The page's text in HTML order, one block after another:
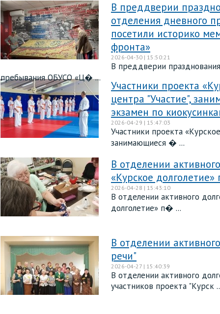
В преддверии
отделения дневного
посетили историко
фронта»
2026-04-30 | 15:50:21
В преддверии
пребывания ОБУСО «Ц� ...
Участники проекта
центра "Участие",
экзамен по
2026-04-29 | 15:47:03
Участники проекта
занимающиеся � ...
В отделении
«Курское
2026-04-28 | 15:43:10
В отделении активного
долголетие» п� ...
В отделении
речи"
2026-04-27 | 15:40:39
В отделении активного
участников проекта "Курск